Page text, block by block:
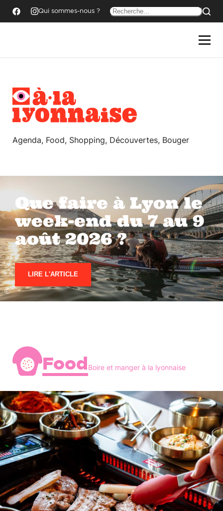
Qui sommes-nous ?
Agenda, Food, Shopping, Découvertes, Bouger
©
Que faire à Lyon le
week-end du 7 au 9
août 2026 ?
LIRE L'ARTICLE
Food Boire et manger à la lyonnaise